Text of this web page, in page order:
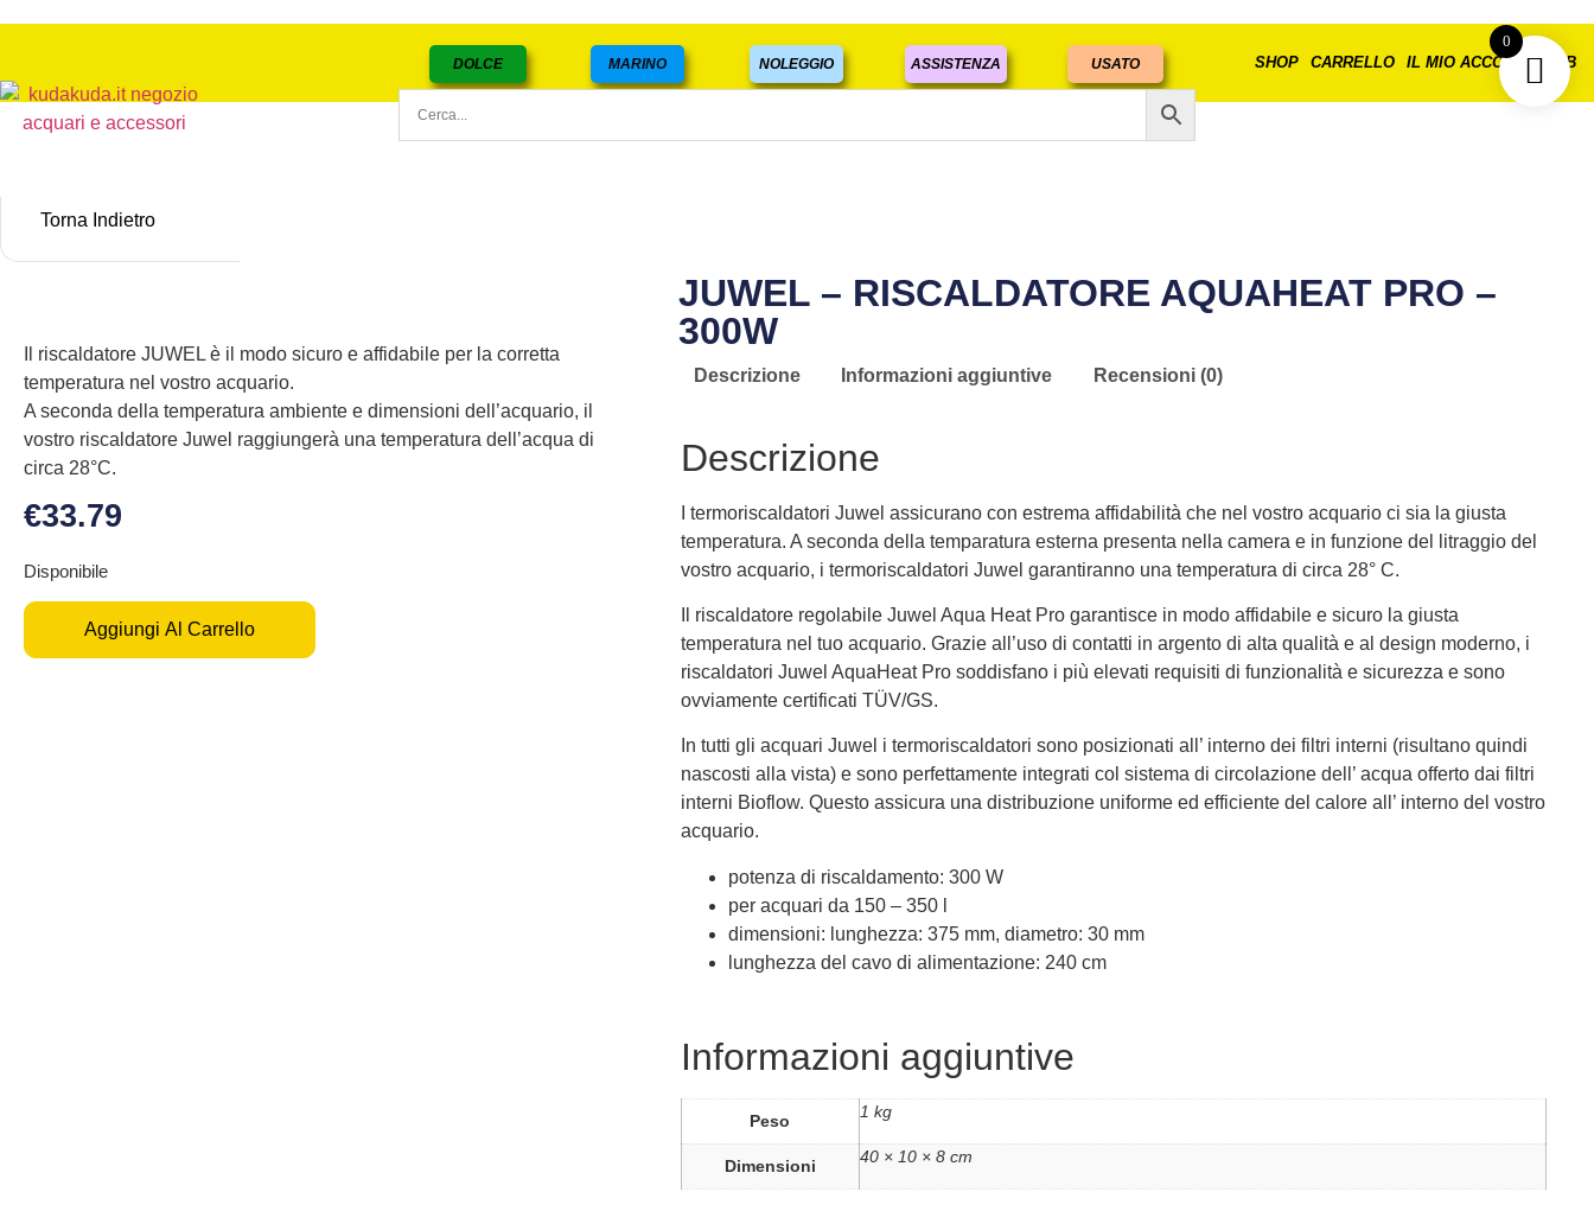
DOLCE MARINO NOLEGGIO ASSISTENZA USATO SHOP CARRELLO IL MIO ACCOUNT B2B
Torna Indietro
Il riscaldatore JUWEL è il modo sicuro e affidabile per la corretta
temperatura nel vostro acquario.
A seconda della temperatura ambiente e dimensioni dell’acquario, il
vostro riscaldatore Juwel raggiungerà una temperatura dell’acqua di
circa 28°C.
€33.79
Disponibile
Aggiungi Al Carrello
JUWEL – RISCALDATORE AQUAHEAT PRO –
300W
Descrizione Informazioni aggiuntive Recensioni (0)
Descrizione
I termoriscaldatori Juwel assicurano con estrema affidabilità che nel vostro acquario ci sia la giusta
temperatura. A seconda della temparatura esterna presenta nella camera e in funzione del litraggio del
vostro acquario, i termoriscaldatori Juwel garantiranno una temperatura di circa 28° C.
Il riscaldatore regolabile Juwel Aqua Heat Pro garantisce in modo affidabile e sicuro la giusta
temperatura nel tuo acquario. Grazie all’uso di contatti in argento di alta qualità e al design moderno, i
riscaldatori Juwel AquaHeat Pro soddisfano i più elevati requisiti di funzionalità e sicurezza e sono
ovviamente certificati TÜV/GS.
In tutti gli acquari Juwel i termoriscaldatori sono posizionati all’ interno dei filtri interni (risultano quindi
nascosti alla vista) e sono perfettamente integrati col sistema di circolazione dell’ acqua offerto dai filtri
interni Bioflow. Questo assicura una distribuzione uniformeed efficiente del calore all’ interno del vostro
acquario.
potenza di riscaldamento: 300 W
per acquari da 150 – 350 l
dimensioni: lunghezza: 375 mm, diametro: 30 mm
lunghezza del cavo di alimentazione: 240 cm
Informazioni aggiuntive
Peso 1 kg
Dimensioni 40 × 10 × 8 cm
0